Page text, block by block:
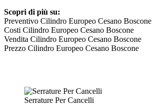
Scopri di più su:
Preventivo Cilindro Europeo Cesano Boscone
Costi Cilindro Europeo Cesano Boscone
Vendita Cilindro Europeo Cesano Boscone
Prezzo Cilindro Europeo Cesano Boscone
Serrature Per Cancelli